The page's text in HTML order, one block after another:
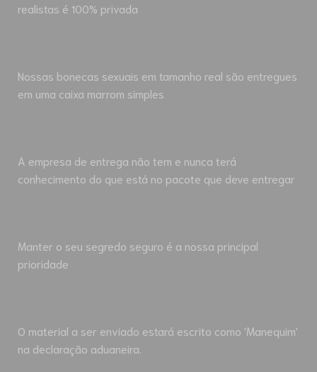
realistas é 100% privada
Nossas bonecas sexuais em tamanho real são entregues
em uma caixa marrom simples
A empresa de entrega não tem e nunca terá
conhecimento do que está no pacote que deve entregar
Manter o seu segredo seguro é a nossa principal
prioridade
O material a ser enviado estará escrito como 'Manequim'
na declaração aduaneira.